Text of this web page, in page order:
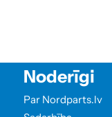
Noderīgi
Par Nordparts.lv